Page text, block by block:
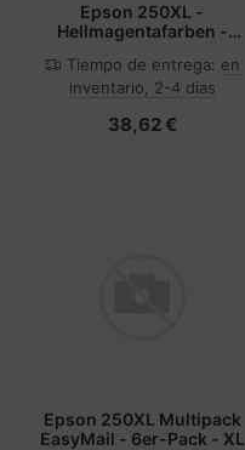
Epson 250XL -
Hellmagentafarben -
Tiempo de entrega: en
inventario, 2-4 dias
38,62 €
Epson 250XL Multipack
EasyMail - 6er-Pack - XL